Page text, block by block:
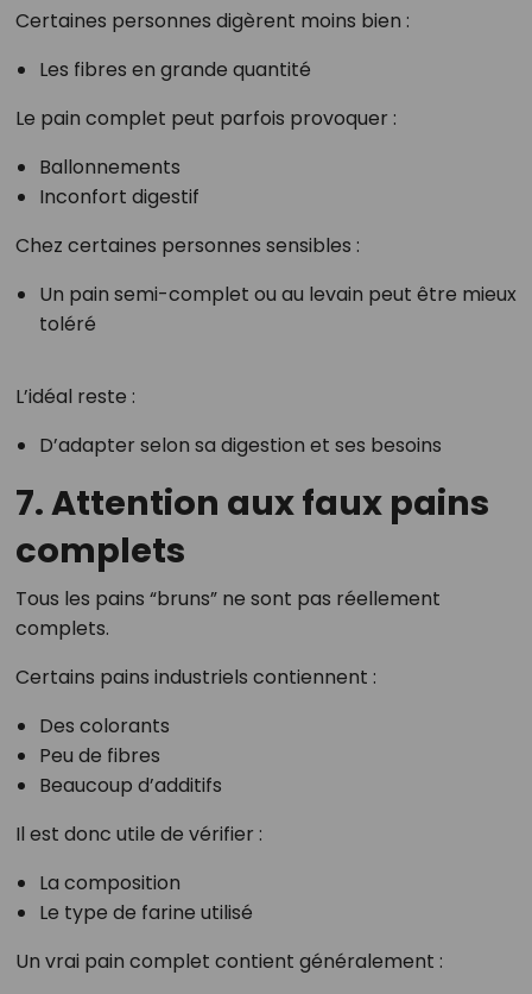
Certaines personnes digèrent moins bien :
Les fibres en grande quantité
Le pain complet peut parfois provoquer :
Ballonnements
Inconfort digestif
Chez certaines personnes sensibles :
Un pain semi-complet ou au levain peut être mieux
toléré
L’idéal reste :
D’adapter selon sa digestion et ses besoins
7. Attention aux faux pains
complets
Tous les pains “bruns” ne sont pas réellement
complets.
Certains pains industriels contiennent :
Des colorants
Peu de fibres
Beaucoup d’additifs
Il est donc utile de vérifier :
La composition
Le type de farine utilisé
Un vrai pain complet contient généralement :